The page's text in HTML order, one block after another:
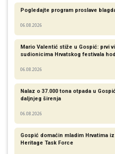
Pogledajte program proslave
06.08.2026
Mario Valentić stiže u Gospić: prvi
sudionicima Hrvatskog festivala
06.08.2026
Nalaz o 37.000 tona otpada u
daljnjeg širenja
06.08.2026
Gospić domaćin mladim Hrvatima
Heritage Task Force